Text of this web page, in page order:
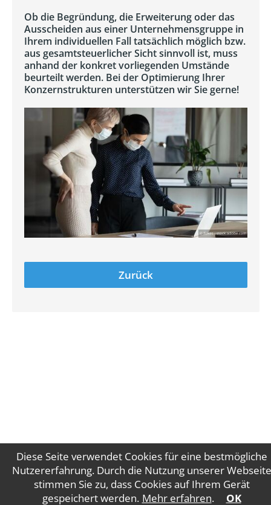
Diese Seite verwendet Cookies für eine bestmögliche
Nutzererfahrung. Durch die Nutzung unserer Webseite
stimmen Sie zu, dass Cookies auf Ihrem Gerät
gespeichert werden. Mehr erfahren. OK
Ob die Begründung, die Erweiterung oder das
Ausscheiden aus einer Unternehmensgruppe in
Ihrem individuellen Fall tatsächlich möglich bzw.
aus gesamtsteuerlicher Sicht sinnvoll ist, muss
anhand der konkret vorliegenden Umstände
beurteilt werden. Bei der Optimierung Ihrer
Konzernstrukturen unterstützen wir Sie gerne!
Zurück
Impressum Datenschutz